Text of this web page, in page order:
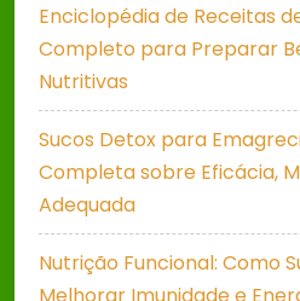
Enciclopédia de Receitas
Completo para Preparar
Nutritivas
Sucos Detox para
Completa sobre Eficácia,
Adequada
Nutrição Funcional: Como